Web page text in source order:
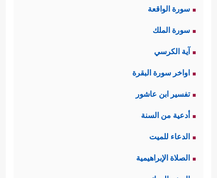
سورة الواقعة
سورة الملك
آية الكرسي
اواخر سورة البقرة
تفسير ابن عاشور
أدعية من السنة
الدعاء للميت
الصلاة الإبراهيمية